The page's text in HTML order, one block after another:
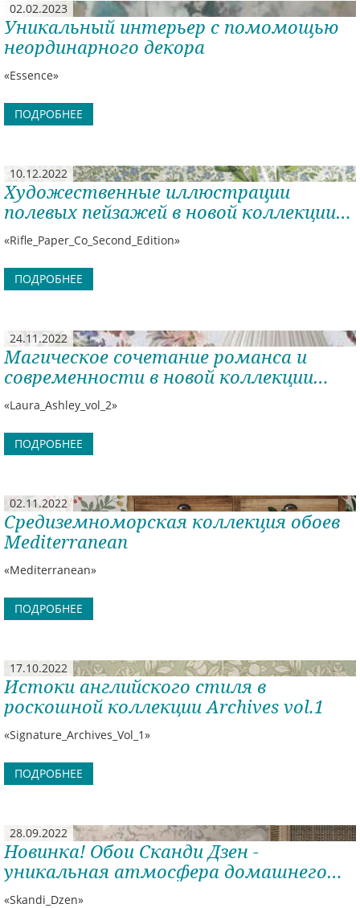
02.02.2023
Уникальный интерьер с помомощью
неординарного декора
«Essence»
ПОДРОБНЕЕ
10.12.2022
Художественные иллюстрации
полевых пейзажей в новой коллекции
Rifle Paper Co.
«Rifle_Paper_Co_Second_Edition»
ПОДРОБНЕЕ
24.11.2022
Магическое сочетание романса и
современности в новой коллекции
обоев Laura Ashley vol.2
«Laura_Ashley_vol_2»
ПОДРОБНЕЕ
02.11.2022
Средиземноморская коллекция обоев
Mediterranean
«Mediterranean»
ПОДРОБНЕЕ
17.10.2022
Истоки английского стиля в
роскошной коллекции Archives vol.1
«Signature_Archives_Vol_1»
ПОДРОБНЕЕ
28.09.2022
Новинка! Обои Сканди Дзен -
уникальная атмосфера домашнего
уюта
«Skandi_Dzen»